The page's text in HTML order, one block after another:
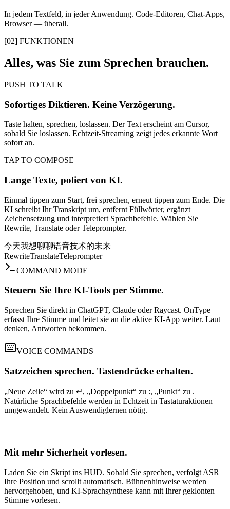
In jedem Textfeld, in jeder Anwendung. Code-Editoren, Chat-Apps,
Browser — überall.
[02] FUNKTIONEN
Alles, was Sie zum Sprechen brauchen.
PUSH TO TALK
Sofortiges Diktieren. Keine Verzögerung.
Taste halten, sprechen, loslassen. Der Text erscheint am Cursor,
sobald Sie loslassen. Echtzeit-Streaming zeigt jedes erkannte Wort
sofort an.
TAP TO COMPOSE
Lange Texte, poliert von KI.
Einmal tippen zum Start, frei sprechen, erneut tippen zum Ende. Die
KI schreibt Ihr Transkript um, entfernt Füllwörter, ergänzt
Zeichensetzung und interpretiert Sprachbefehle. Wählen Sie
Rewrite, Translate oder Teleprompter.
今天我想聊聊语音技术的未来
RewriteTranslateTeleprompter
COMMAND MODE
Steuern Sie Ihre KI-Tools per Stimme.
Sprechen Sie direkt in ChatGPT, Claude oder Raycast. OnType
erfasst Ihre Stimme und leitet sie an die aktive KI-App weiter. Laut
denken, Antworten bekommen.
VOICE COMMANDS
Satzzeichen sprechen. Tastendrücke erhalten.
„Neue Zeile“ wird zu ↵, „Doppelpunkt“ zu :, „Punkt“ zu .
Natürliche Sprachbefehle werden in Echtzeit in Tastaturaktionen
umgewandelt. Kein Auswendiglernen nötig.
Mit mehr Sicherheit vorlesen.
Laden Sie ein Skript ins HUD. Sobald Sie sprechen, verfolgt ASR
Ihre Position und scrollt automatisch. Bühnenhinweise werden
hervorgehoben, und KI-Sprachsynthese kann mit Ihrer geklonten
Stimme vorlesen.